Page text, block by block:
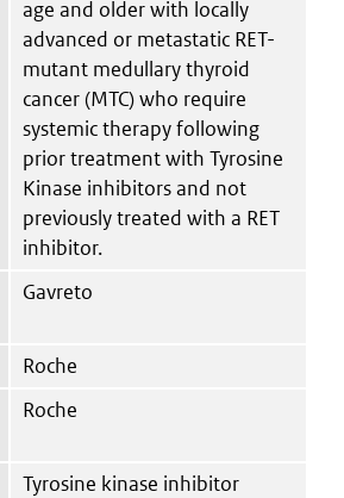
age and older with locally
advanced or metastatic RET-
mutant medullary thyroid
cancer (MTC) who require
systemic therapy following
prior treatment with Tyrosine
Kinase inhibitors and not
previously treated with a RET
inhibitor.
Gavreto
Roche
Roche
Tyrosine kinase inhibitor